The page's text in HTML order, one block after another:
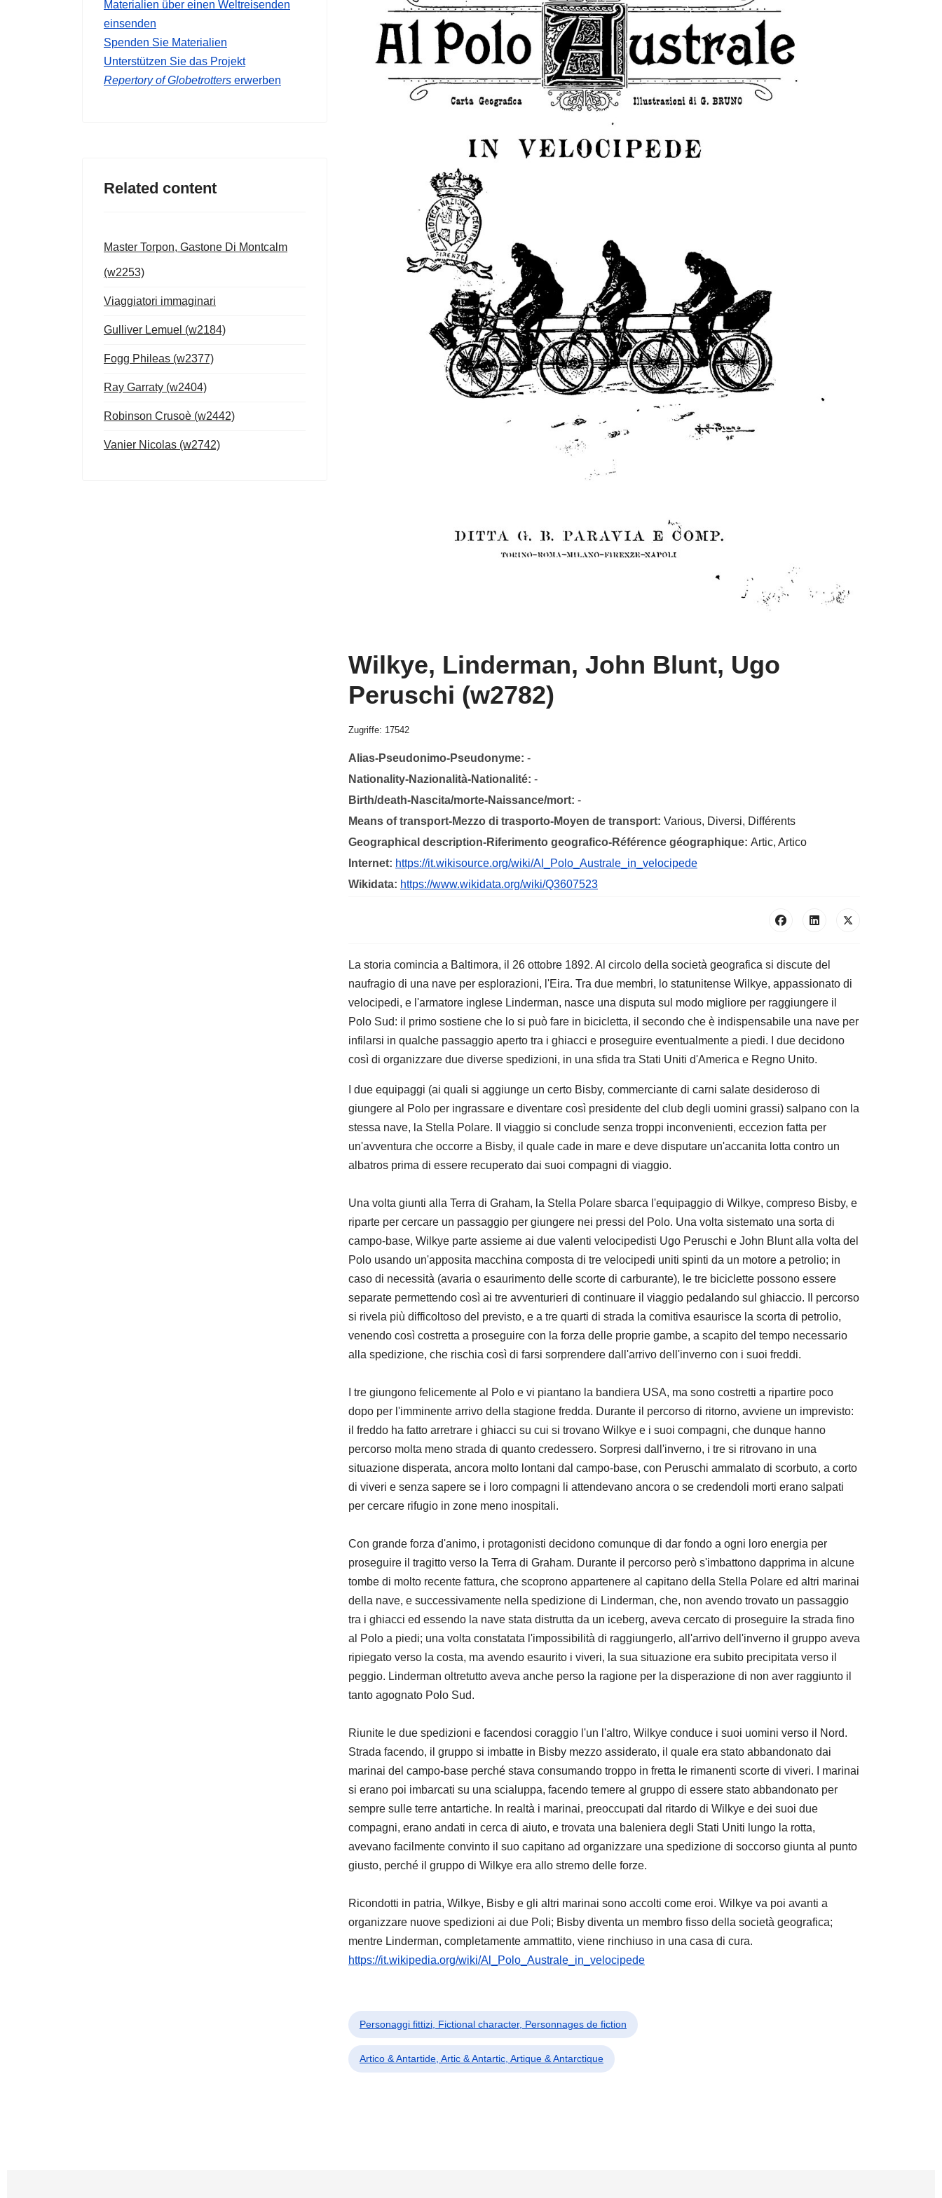
Materialien über einen Weltreisenden
einsenden
Spenden Sie Materialien
Unterstützen Sie das Projekt
Repertory of Globetrotters erwerben
Related content
Master Torpon, Gastone Di Montcalm
(w2253)
Viaggiatori immaginari
Gulliver Lemuel (w2184)
Fogg Phileas (w2377)
Ray Garraty (w2404)
Robinson Crusoè (w2442)
Vanier Nicolas (w2742)
Wilkye, Linderman, John Blunt, Ugo
Peruschi (w2782)
Zugriffe: 17542
Alias-Pseudonimo-Pseudonyme: -
Nationality-Nazionalità-Nationalité: -
Birth/death-Nascita/morte-Naissance/mort: -
Means of transport-Mezzo di trasporto-Moyen de transport: Various, Diversi, Différents
Geographical description-Riferimento geografico-Référence géographique: Artic, Artico
Internet: https://it.wikisource.org/wiki/Al_Polo_Australe_in_velocipede
Wikidata: https://www.wikidata.org/wiki/Q3607523
La storia comincia a Baltimora, il 26 ottobre 1892. Al circolo della società geografica si discute del
naufragio di una nave per esplorazioni, l'Eira. Tra due membri, lo statunitense Wilkye, appassionato di
velocipedi, e l'armatore inglese Linderman, nasce una disputa sul modo migliore per raggiungere il
Polo Sud: il primo sostiene che lo si può fare in bicicletta, il secondo che è indispensabile una nave per
infilarsi in qualche passaggio aperto tra i ghiacci e proseguire eventualmente a piedi. I due decidono
così di organizzare due diverse spedizioni, in una sfida tra Stati Uniti d'America e Regno Unito.
I due equipaggi (ai quali si aggiunge un certo Bisby, commerciante di carni salate desideroso di
giungere al Polo per ingrassare e diventare così presidente del club degli uomini grassi) salpano con la
stessa nave, la Stella Polare. Il viaggio si conclude senza troppi inconvenienti, eccezion fatta per
un'avventura che occorre a Bisby, il quale cade in mare e deve disputare un'accanita lotta contro un
albatros prima di essere recuperato dai suoi compagni di viaggio.
Una volta giunti alla Terra di Graham, la Stella Polare sbarca l'equipaggio di Wilkye, compreso Bisby, e
riparte per cercare un passaggio per giungere nei pressi del Polo. Una volta sistemato una sorta di
campo-base, Wilkye parte assieme ai due valenti velocipedisti Ugo Peruschi e John Blunt alla volta del
Polo usando un'apposita macchina composta di tre velocipedi uniti spinti da un motore a petrolio; in
caso di necessità (avaria o esaurimento delle scorte di carburante), le tre biciclette possono essere
separate permettendo così ai tre avventurieri di continuare il viaggio pedalando sul ghiaccio. Il percorso
si rivela più difficoltoso del previsto, e a tre quarti di strada la comitiva esaurisce la scorta di petrolio,
venendo così costretta a proseguire con la forza delle proprie gambe, a scapito del tempo necessario
alla spedizione, che rischia così di farsi sorprendere dall'arrivo dell'inverno con i suoi freddi.
I tre giungono felicemente al Polo e vi piantano la bandiera USA, ma sono costretti a ripartire poco
dopo per l'imminente arrivo della stagione fredda. Durante il percorso di ritorno, avviene un imprevisto:
il freddo ha fatto arretrare i ghiacci su cui si trovano Wilkye e i suoi compagni, che dunque hanno
percorso molta meno strada di quanto credessero. Sorpresi dall'inverno, i tre si ritrovano in una
situazione disperata, ancora molto lontani dal campo-base, con Peruschi ammalato di scorbuto, a corto
di viveri e senza sapere se i loro compagni li attendevano ancora o se credendoli morti erano salpati
per cercare rifugio in zone meno inospitali.
Con grande forza d'animo, i protagonisti decidono comunque di dar fondo a ogni loro energia per
proseguire il tragitto verso la Terra di Graham. Durante il percorso però s'imbattono dapprima in alcune
tombe di molto recente fattura, che scoprono appartenere al capitano della Stella Polare ed altri marinai
della nave, e successivamente nella spedizione di Linderman, che, non avendo trovato un passaggio
tra i ghiacci ed essendo la nave stata distrutta da un iceberg, aveva cercato di proseguire la strada fino
al Polo a piedi; una volta constatata l'impossibilità di raggiungerlo, all'arrivo dell'inverno il gruppo aveva
ripiegato verso la costa, ma avendo esaurito i viveri, la sua situazione era subito precipitata verso il
peggio. Linderman oltretutto aveva anche perso la ragione per la disperazione di non aver raggiunto il
tanto agognato Polo Sud.
Riunite le due spedizioni e facendosi coraggio l'un l'altro, Wilkye conduce i suoi uomini verso il Nord.
Strada facendo, il gruppo si imbatte in Bisby mezzo assiderato, il quale era stato abbandonato dai
marinai del campo-base perché stava consumando troppo in fretta le rimanenti scorte di viveri. I marinai
si erano poi imbarcati su una scialuppa, facendo temere al gruppo di essere stato abbandonato per
sempre sulle terre antartiche. In realtà i marinai, preoccupati dal ritardo di Wilkye e dei suoi due
compagni, erano andati in cerca di aiuto, e trovata una baleniera degli Stati Uniti lungo la rotta,
avevano facilmente convinto il suo capitano ad organizzare una spedizione di soccorso giunta al punto
giusto, perché il gruppo di Wilkye era allo stremo delle forze.
Ricondotti in patria, Wilkye, Bisby e gli altri marinai sono accolti come eroi. Wilkye va poi avanti a
organizzare nuove spedizioni ai due Poli; Bisby diventa un membro fisso della società geografica;
mentre Linderman, completamente ammattito, viene rinchiuso in una casa di cura.
https://it.wikipedia.org/wiki/Al_Polo_Australe_in_velocipede
Personaggi fittizi, Fictional character, Personnages de fiction
Artico & Antartide, Artic & Antartic, Artique & Antarctique